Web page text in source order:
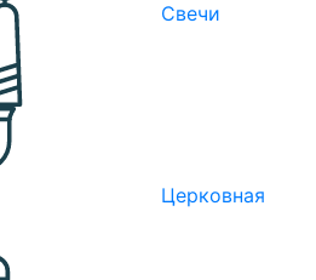
Свечи
Церковная